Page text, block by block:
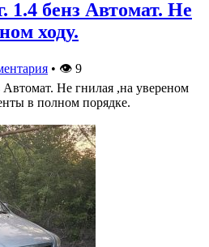
1.4 бенз Автомат. Не
ходу.
• 👁 9
Автомат. Не гнилая ,на увереном
в полном порядке.